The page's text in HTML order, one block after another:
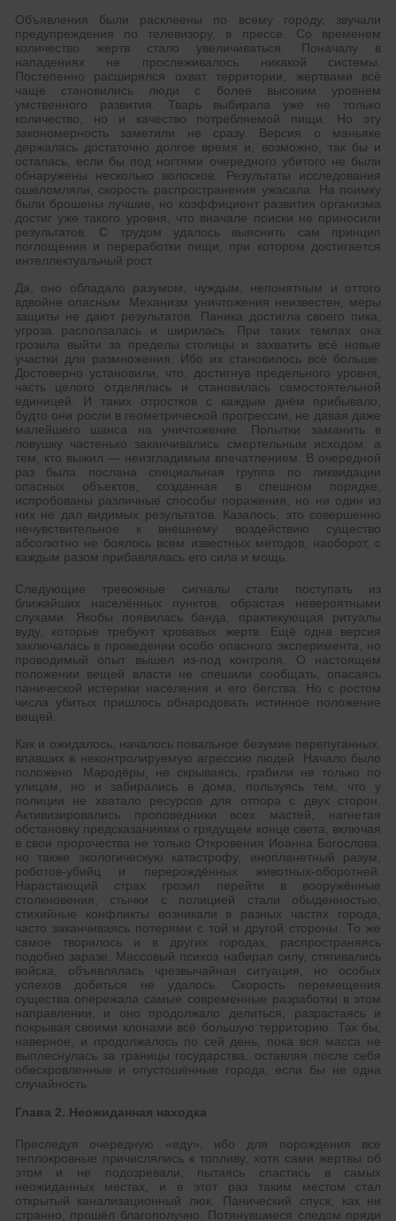
Объявления были расклеены по всему городу, звучали
предупреждения по телевизору, в прессе. Со временем
количество жертв стало увеличиваться. Поначалу в
нападениях не прослеживалось никакой системы.
Постепенно расширялся охват территории, жертвами всё
чаще становились люди с более высоким уровнем
умственного развития. Тварь выбирала уже не только
количество, но и качество потребляемой пищи. Но эту
закономерность заметили не сразу. Версия о маньяке
держалась достаточно долгое время и, возможно, так бы и
осталась, если бы под ногтями очередного убитого не были
обнаружены несколько волосков. Результаты исследования
ошеломляли, скорость распространения ужасала. На поимку
были брошены лучшие, но коэффициент развития организма
достиг уже такого уровня, что вначале поиски не приносили
результатов. С трудом удалось выяснить сам принцип
поглощения и переработки пищи, при котором достигается
интеллектуальный рост.
Да, оно обладало разумом, чуждым, непонятным и оттого
вдвойне опасным. Механизм уничтожения неизвестен, меры
защиты не дают результатов. Паника достигла своего пика,
угроза расползалась и ширилась. При таких темпах она
грозила выйти за пределы столицы и захватить всё новые
участки для размножения. Ибо их становилось всё больше.
Достоверно установили, что, достигнув предельного уровня,
часть целого отделялась и становилась самостоятельной
единицей. И таких отростков с каждым днём прибывало,
будто они росли в геометрической прогрессии, не давая даже
малейшего шанса на уничтожение. Попытки заманить в
ловушку частенько заканчивались смертельным исходом, а
тем, кто выжил — неизгладимым впечатлением. В очередной
раз была послана специальная группа по ликвидации
опасных объектов, созданная в спешном порядке,
испробованы различные способы поражения, но ни один из
них не дал видимых результатов. Казалось, это совершенно
нечувствительное к внешнему воздействию существо
абсолютно не боялось всем известных методов, наоборот, с
каждым разом прибавлялась его сила и мощь.
Следующие тревожные сигналы стали поступать из
ближайших населённых пунктов, обрастая невероятными
слухами. Якобы появилась банда, практикующая ритуалы
вуду, которые требуют кровавых жертв. Ещё одна версия
заключалась в проведении особо опасного эксперимента, но
проводимый опыт вышел из-под контроля. О настоящем
положении вещей власти не спешили сообщать, опасаясь
панической истерики населения и его бегства. Но с ростом
числа убитых пришлось обнародовать истинное положение
вещей.
Как и ожидалось, началось повальное безумие перепуганных,
впавших в неконтролируемую агрессию людей. Начало было
положено. Мародёры, не скрываясь, грабили не только по
улицам, но и забирались в дома, пользуясь тем, что у
полиции не хватало ресурсов для отпора с двух сторон.
Активизировались проповедники всех мастей, нагнетая
обстановку предсказаниями о грядущем конце света, включая
в свои пророчества не только Откровения Иоанна Богослова,
но также экологическую катастрофу, инопланетный разум,
роботов-убийц и перерождённых животных-оборотней.
Нарастающий страх грозил перейти в вооружённые
столкновения, стычки с полицией стали обыденностью,
стихийные конфликты возникали в разных частях города,
часто заканчиваясь потерями с той и другой стороны. То же
самое творилось и в других городах, распространяясь
подобно заразе. Массовый психоз набирал силу, стягивались
войска, объявлялась чрезвычайная ситуация, но особых
успехов добиться не удалось. Скорость перемещения
существа опережала самые современные разработки в этом
направлении, и оно продолжало делиться, разрастаясь и
покрывая своими клонами всё большую территорию. Так бы,
наверное, и продолжалось по сей день, пока вся масса не
выплеснулась за границы государства, оставляя после себя
обескровленные и опустошённые города, если бы не одна
случайность.
Глава 2. Неожиданная находка
Преследуя очередную «еду», ибо для порождения все
теплокровные причислялись к топливу, хотя сами жертвы об
этом и не подозревали, пытаясь спастись в самых
неожиданных местах, и в этот раз таким местом стал
открытый канализационный люк. Панический спуск, как ни
странно, прошёл благополучно. Потянувшиеся следом пряди